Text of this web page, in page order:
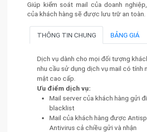
Giúp kiểm soát mail của doanh
của khách hàng sẽ được lưu trữ an toàn.
THÔNG TIN CHUNG BẢNG GIÁ
Dịch vụ dành cho mọi đối tượng
nhu cầu sử dụng dịch vụ mail có tính
mật cao cấp.
Ưu điểm dịch vụ:
Mail server của khách hàng gửi
blacklist
Mail của khách hàng được
Antivirus cả chiều gửi và nhận